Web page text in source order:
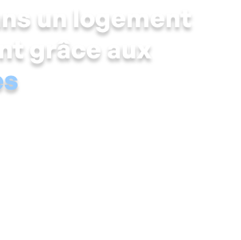
un logement
grâce aux
nous investissons en permanence